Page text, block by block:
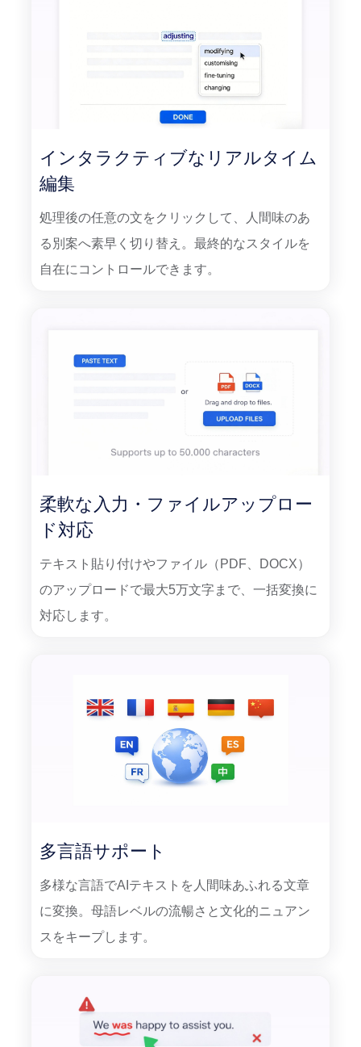
インタラクティブなリアルタイム
編集
処理後の任意の文をクリックして、人間味のあ
る別案へ素早く切り替え。最終的なスタイルを
自在にコントロールできます。
柔軟な入力・ファイルアップロー
ド対応
テキスト貼り付けやファイル（PDF、DOCX）
のアップロードで最大5万文字まで、一括変換に
対応します。
多言語サポート
多様な言語でAIテキストを人間味あふれる文章
に変換。母語レベルの流暢さと文化的ニュアン
スをキープします。